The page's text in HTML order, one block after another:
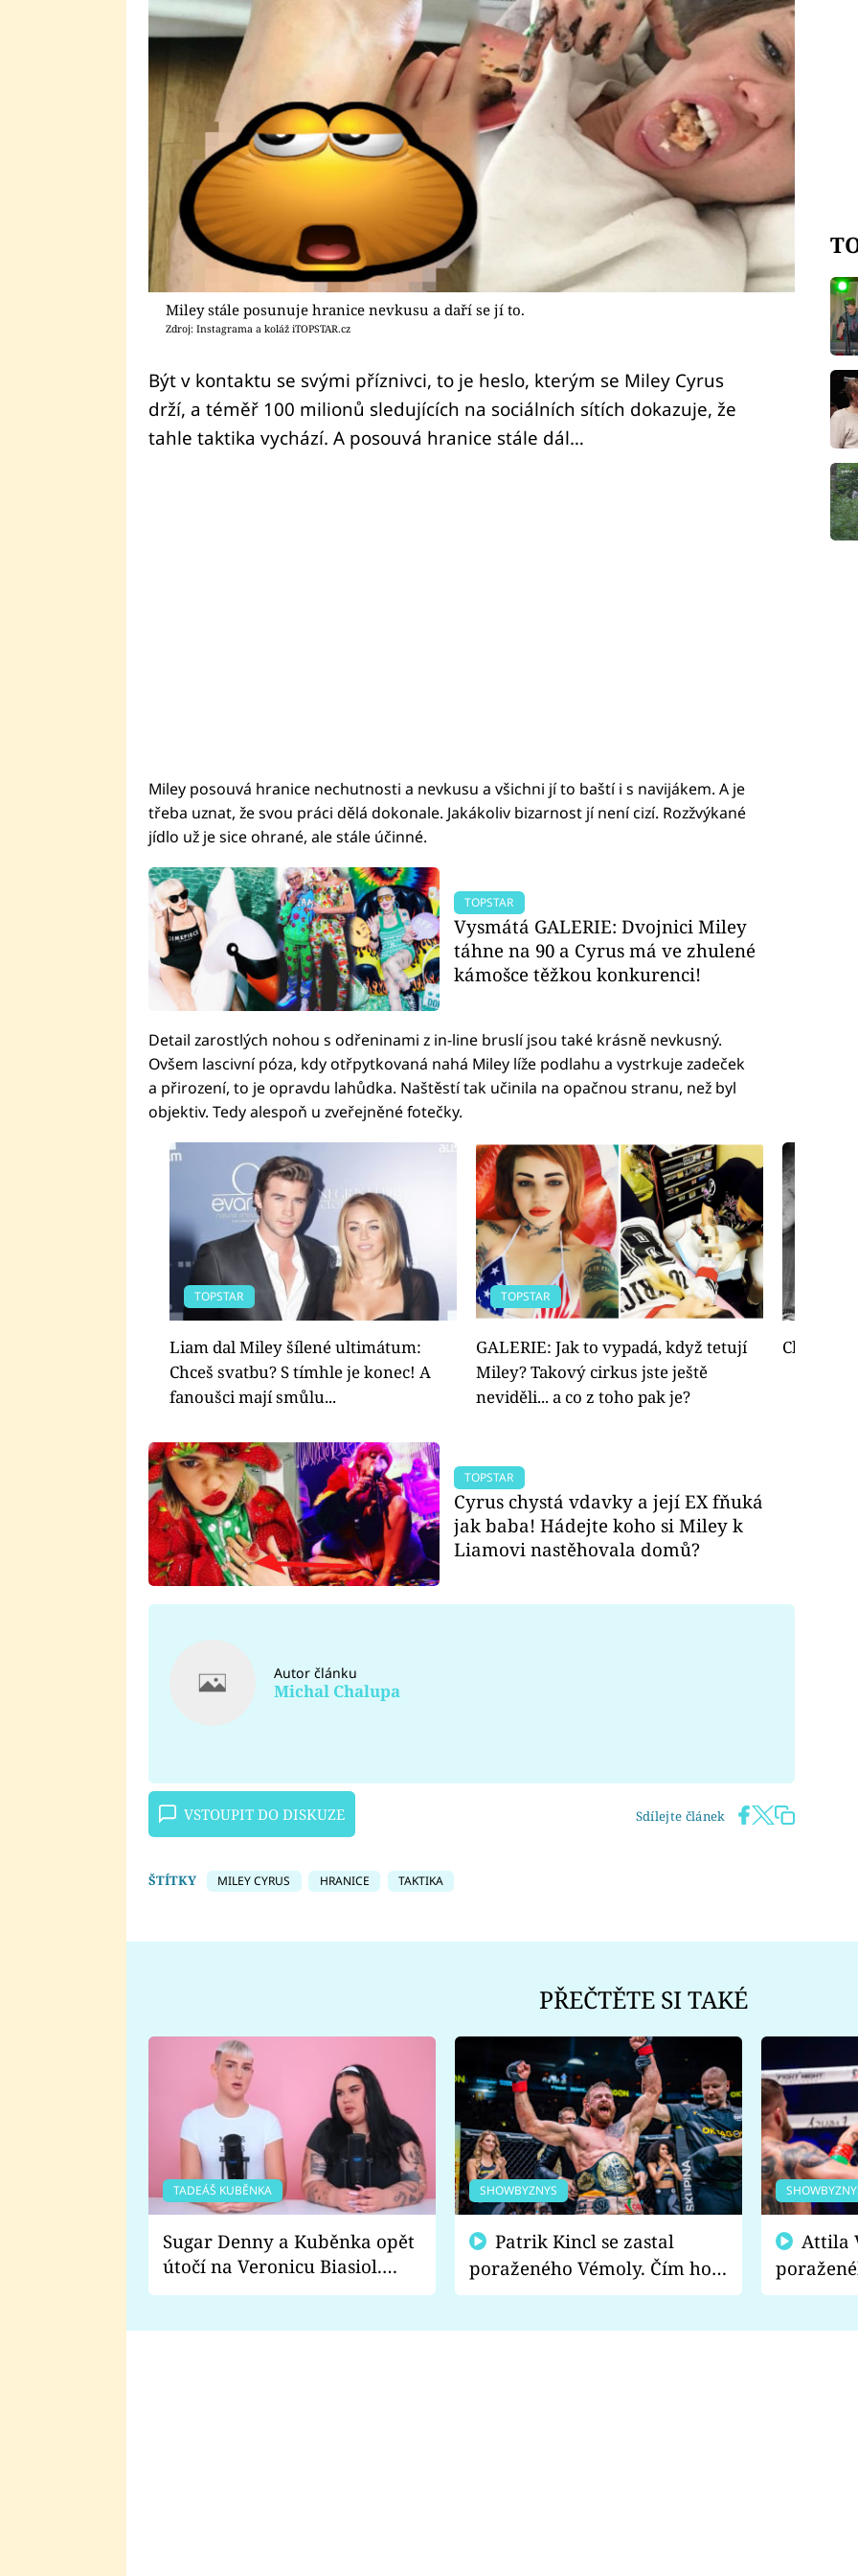
Miley stále posunuje hranice nevkusu a daří se jí to.
Zdroj: Instagrama a koláž iTOPSTAR.cz
Být v kontaktu se svými příznivci, to je heslo, kterým se Miley Cyrus
drží, a téměř 100 milionů sledujících na sociálních sítích dokazuje, že
tahle taktika vychází. A posouvá hranice stále dál…
Miley posouvá hranice nechutnosti a nevkusu a všichni jí to baští i s navijákem. A je
třeba uznat, že svou práci dělá dokonale. Jakákoliv bizarnost jí není cizí. Rozžvýkané
jídlo už je sice ohrané, ale stále účinné.
TOPSTAR
Vysmátá GALERIE: Dvojnici Miley
táhne na 90 a Cyrus má ve zhulené
kámošce těžkou konkurenci!
Detail zarostlých nohou s odřeninami z in-line bruslí jsou také krásně nevkusný.
Ovšem lascivní póza, kdy otřpytkovaná nahá Miley líže podlahu a vystrkuje zadeček
a přirození, to je opravdu lahůdka. Naštěstí tak učinila na opačnou stranu, než byl
objektiv. Tedy alespoň u zveřejněné fotečky.
TOPSTAR
Liam dal Miley šílené ultimátum:
Chceš svatbu? S tímhle je konec! A
fanoušci mají smůlu...
TOPSTAR
GALERIE: Jak to vypadá, když tetují
Miley? Takový cirkus jste ještě
neviděli... a co z toho pak je?
Chlupatá
TOPSTAR
Cyrus chystá vdavky a její EX fňuká
jak baba! Hádejte koho si Miley k
Liamovi nastěhovala domů?
Autor článku
Michal Chalupa
VSTOUPIT DO DISKUZE Sdílejte článek
ŠTÍTKY MILEY CYRUS HRANICE TAKTIKA
PŘEČTĚTE SI TAKÉ
TADEÁŠ KUBĚNKA
Sugar Denny a Kuběnka opět
útočí na Veronicu Biasiol.
Proč je podle nich falešná a
SHOWBYZNYS
poraženého Vémoly. Čím ho
fanoušci naštvali?
chce